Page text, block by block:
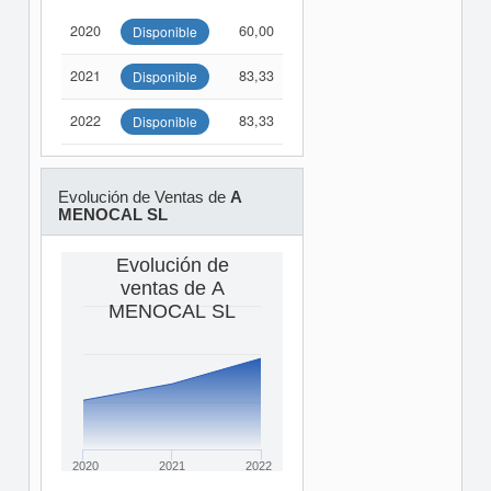
2020 Disponible 60,00
2021 Disponible 83,33
2022 Disponible 83,33
Evolución de Ventas de A
MENOCAL SL
Evolución de
ventas de A
MENOCAL SL
2020 2021 2022